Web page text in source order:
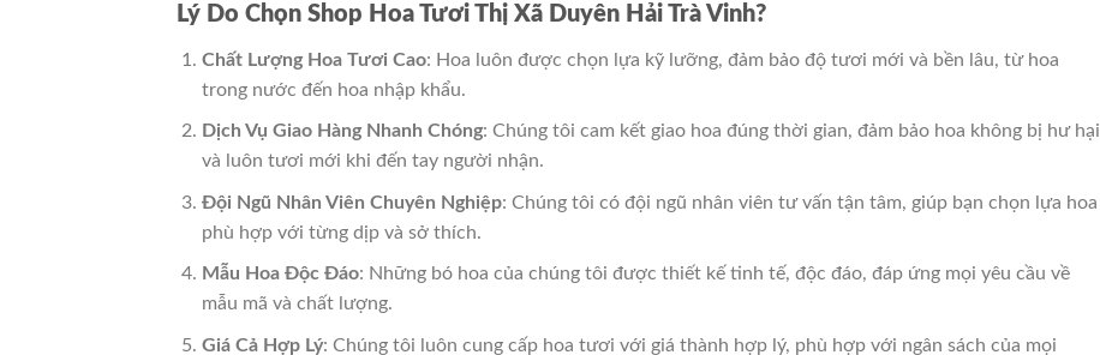
Lý Do Chọn Shop Hoa Tươi Thị Xã Duyên Hải Trà Vinh?
Chất Lượng Hoa Tươi Cao: Hoa luôn được chọn lựa kỹ lưỡng, đảm bảo độ tươi mới và bền lâu, từ hoa
trong nước đến hoa nhập khẩu.
Dịch Vụ Giao Hàng Nhanh Chóng: Chúng tôi cam kết giao hoa đúng thời gian, đảm bảo hoa không bị hư hại
và luôn tươi mới khi đến tay người nhận.
Đội Ngũ Nhân Viên Chuyên Nghiệp: Chúng tôi có đội ngũ nhân viên tư vấn tận tâm, giúp bạn chọn lựa hoa
phù hợp với từng dịp và sở thích.
Mẫu Hoa Độc Đáo: Những bó hoa của chúng tôi được thiết kế tinh tế, độc đáo, đáp ứng mọi yêu cầu về
mẫu mã và chất lượng.
Giá Cả Hợp Lý: Chúng tôi luôn cung cấp hoa tươi với giá thành hợp lý, phù hợp với ngân sách của mọi